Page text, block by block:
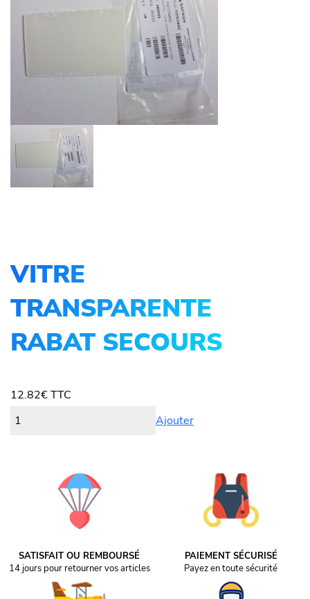
VITRE
TRANSPARENTE
RABAT SECOURS
12.82€TTC
Ajouter
SATISFAIT OU REMBOURSÉ
14 jours pour retourner vos articles
PAIEMENT SÉCURISÉ
Payez en toute sécurité